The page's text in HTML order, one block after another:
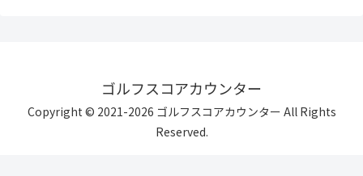
ゴルフスコアカウンター
Copyright © 2021-2026 ゴルフスコアカウンター All Rights
Reserved.